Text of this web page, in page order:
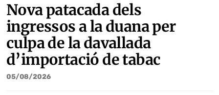
Nova patacada dels
ingressos a la duana per
culpa de la davallada
d’importació de tabac
05/08/2026